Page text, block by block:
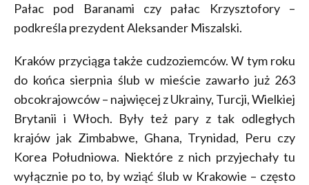
Pałac pod Baranami czy pałac Krzysztofory –
podkreśla prezydent Aleksander Miszalski.
Kraków przyciąga także cudzoziemców. W tym roku
do końca sierpnia ślub w mieście zawarło już 263
obcokrajowców – najwięcej z Ukrainy, Turcji, Wielkiej
Brytanii i Włoch. Były też pary z tak odległych
krajów jak Zimbabwe, Ghana, Trynidad, Peru czy
Korea Południowa. Niektóre z nich przyjechały tu
wyłącznie po to, by wziąć ślub w Krakowie – często